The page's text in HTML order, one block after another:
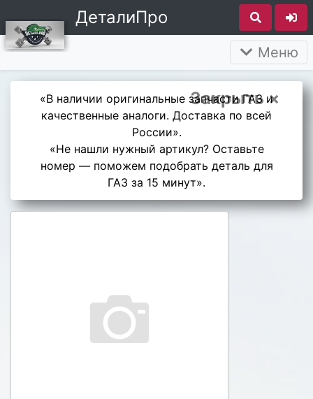
ДеталиПро
Меню
Закрыть ×
«В наличии оригинальные запчасти ГАЗ и
качественные аналоги. Доставка по всей
России».
«Не нашли нужный артикул? Оставьте
номер — поможем подобрать деталь для
ГАЗ за 15 минут».